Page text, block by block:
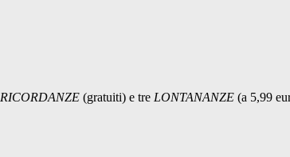
RICORDANZE (gratuiti) e tre LONTANANZE (a 5,99